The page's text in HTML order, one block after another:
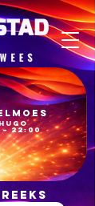
– 22:00